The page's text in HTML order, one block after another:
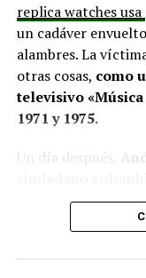
En la comuna de
Yáñezindicó que
a los municipios en
que durante el año
reconoció una
ha presentado
a los esfuerzos,
generando
DesdePuqueldón,
replica watches usa
un cadáver
alambres. La
otras cosas, como
televisivo
1971 y 1975.
Un día después,
se
crimen.La